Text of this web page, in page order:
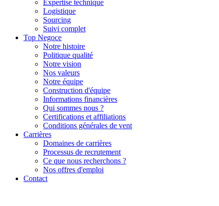
Expertise technique
Logistique
Sourcing
Suivi complet
Top Negoce
Notre histoire
Politique qualité
Notre vision
Nos valeurs
Notre équipe
Construction d'équipe
Informations financières
Qui sommes nous ?
Certifications et affiliations
Conditions générales de vent
Carrières
Domaines de carrières
Processus de recrutement
Ce que nous recherchons ?
Nos offres d'emploi
Contact